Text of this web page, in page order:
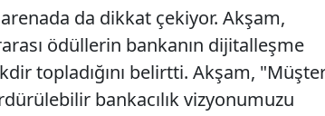
arenada da dikkat çekiyor. Akşam,
ödüllerin bankanın dijitalleşme
topladığını belirtti. Akşam,
bankacılık vizyonumuzu